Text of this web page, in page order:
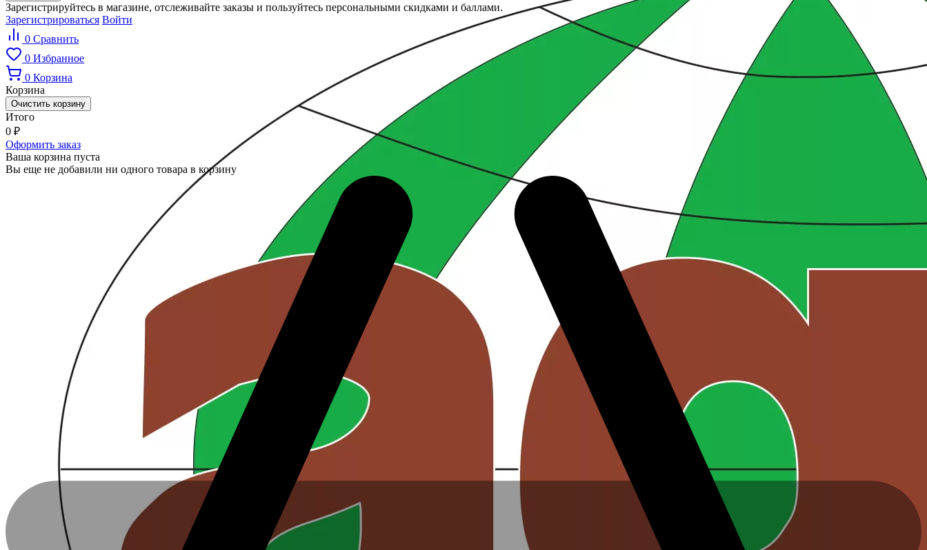
Зарегистрируйтесь в магазине, отслеживайте заказы и пользуйтесь персональными скидками и баллами.
Зарегистрироваться Войти
0 Сравнить
0 Избранное
0 Корзина
Корзина
Очистить корзину
Итого
0 ₽
Оформить заказ
Ваша корзина пуста
Вы еще не добавили ни одного товара в корзину